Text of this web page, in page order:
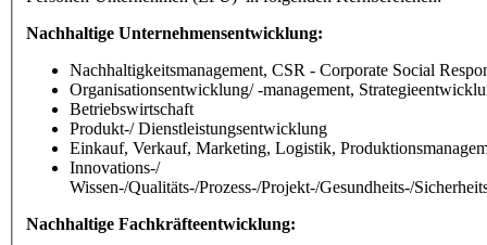
Nachhaltige Unternehmensentwicklung:
Nachhaltigkeitsmanagement, CSR - Corporate Social
Organisationsentwicklung/ -management,
Betriebswirtschaft
Produkt-/ Dienstleistungsentwicklung
Einkauf, Verkauf, Marketing, Logistik,
Innovations-/
Wissen-/Qualitäts-/Prozess-/Projekt-/Gesundheits-/
Nachhaltige Fachkräfteentwicklung: